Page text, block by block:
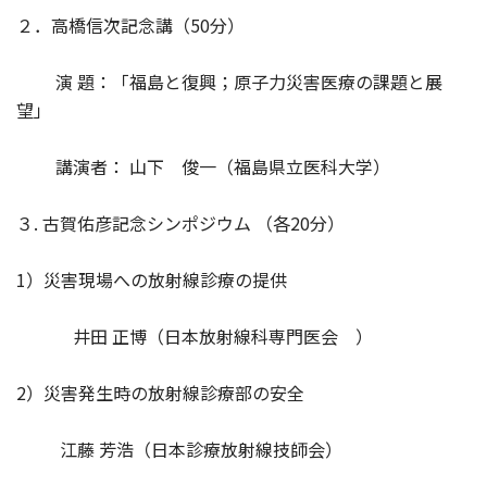
２．高橋信次記念講（50分）
演 題：「福島と復興；原子力災害医療の課題と展
望」
講演者： 山下 俊一（福島県立医科大学）
３. 古賀佑彦記念シンポジウム （各20分）
1）災害現場への放射線診療の提供
井田 正博（日本放射線科専門医会 ）
2）災害発生時の放射線診療部の安全
江藤 芳浩（日本診療放射線技師会）